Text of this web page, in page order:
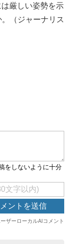
厳しい姿勢を示
（ジャーナリス